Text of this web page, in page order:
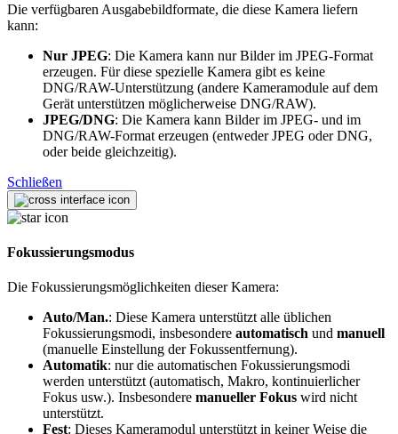
Die verfügbaren Ausgabebildformate, die diese Kamera liefern
kann:
Nur JPEG: Die Kamera kann nur Bilder im JPEG-Format
erzeugen. Für diese spezielle Kamera gibt es keine
DNG/RAW-Unterstützung (andere Kameramodule auf dem
Gerät unterstützen möglicherweise DNG/RAW).
JPEG/DNG: Die Kamera kann Bilder im JPEG- und im
DNG/RAW-Format erzeugen (entweder JPEG oder DNG,
oder beide gleichzeitig).
Schließen
Fokussierungsmodus
Die Fokussierungsmöglichkeiten dieser Kamera:
Auto/Man.: Diese Kamera unterstützt alle üblichen
Fokussierungsmodi, insbesondere automatisch und manuell
(manuelle Einstellung der Fokussentfernung).
Automatik: nur die automatischen Fokussierungsmodi
werden unterstützt (automatisch, Makro, kontinuierlicher
Fokus usw.). Insbesondere manueller Fokus wird nicht
unterstützt.
Fest: Dieses Kameramodul unterstützt in keiner Weise die